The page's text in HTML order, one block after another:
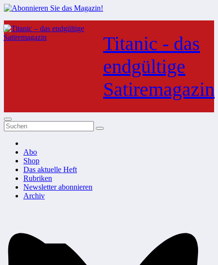
Zum
Inhalt
springen
Titanic - das
endgültige
Satiremagazin
Abo
Shop
Das aktuelle Heft
Rubriken
Newsletter abonnieren
Archiv